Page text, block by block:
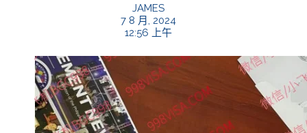
JAMES
7 8 月, 2024
12:56 上午